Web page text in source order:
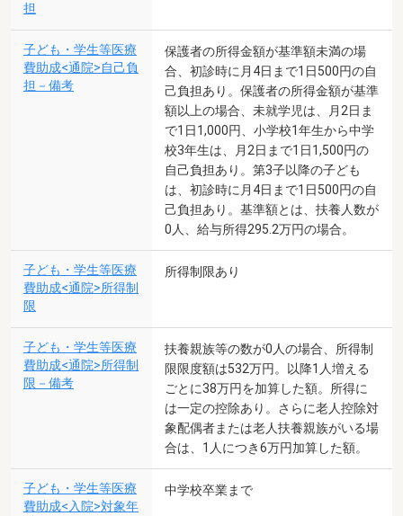
担
子ども・学生等医療
費助成<通院>自己負
担－備考
保護者の所得金額が基準額未満の場
合、初診時に月4日まで1日500円の自
己負担あり。保護者の所得金額が基準
額以上の場合、未就学児は、月2日ま
で1日1,000円、小学校1年生から中学
校3年生は、月2日まで1日1,500円の
自己負担あり。第3子以降の子ども
は、初診時に月4日まで1日500円の自
己負担あり。基準額とは、扶養人数が
0人、給与所得295.2万円の場合。
子ども・学生等医療
費助成<通院>所得制
限
所得制限あり
子ども・学生等医療
費助成<通院>所得制
限－備考
扶養親族等の数が0人の場合、所得制
限限度額は532万円。以降1人増える
ごとに38万円を加算した額。所得に
は一定の控除あり。さらに老人控除対
象配偶者または老人扶養親族がいる場
合は、1人につき6万円加算した額。
子ども・学生等医療
費助成<入院>対象年
中学校卒業まで